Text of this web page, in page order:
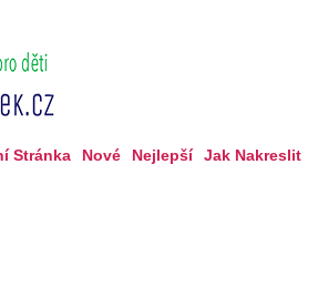
Stránka Nové Nejlepší Jak Nakreslit